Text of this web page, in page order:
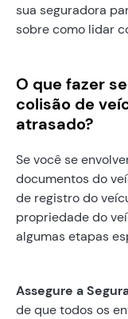
sua seguradora
sobre como lidar
O que fazer
colisão de
atrasado?
Se você se
documentos do
de registro do
propriedade do
algumas etapas
Assegure a
de que todos os